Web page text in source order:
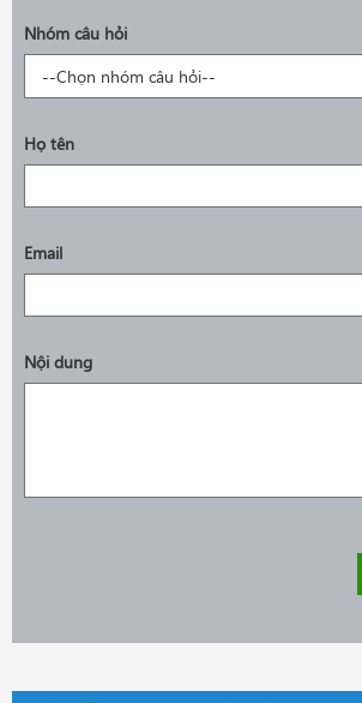
Nhóm câu hỏi
Họ tên
Email
Nội dung